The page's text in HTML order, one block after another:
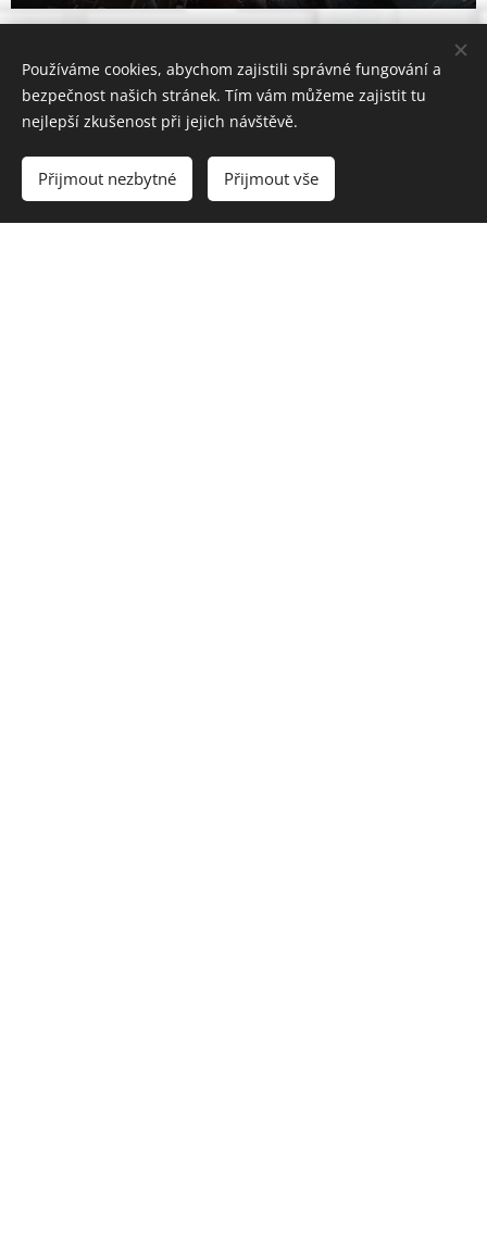
Používáme cookies, abychom zajistili správné fungování a
bezpečnost našich stránek. Tím vám můžeme zajistit tu
nejlepší zkušenost při jejich návštěvě.
Přijmout nezbytné Přijmout vše